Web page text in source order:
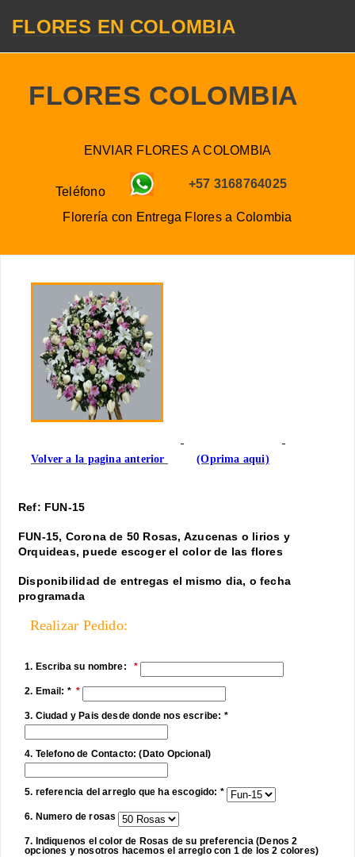
FLORES EN COLOMBIA
FLORES COLOMBIA
ENVIAR FLORES A COLOMBIA
Teléfono
+57 3168764025
Florería con Entrega Flores a Colombia
Volver a la pagina anterior (Oprima aqui)
Ref: FUN-15
FUN-15, Corona de 50 Rosas, Azucenas o lirios y
Orquideas, puede escoger el color de las flores
Disponibilidad de entregas el mismo dia, o fecha
programada
Realizar Pedido:
1. Escriba su nombre:
2. Email: *
3. Ciudad y Pais desde donde nos escribe: *
4. Telefono de Contacto: (Dato Opcional)
5. referencia del arreglo que ha escogido: *
6. Numero de rosas
7. Indiquenos el color de Rosas de su preferencia (Denos 2
opciones y nosotros hacemos el arreglo con 1 de los 2 colores)